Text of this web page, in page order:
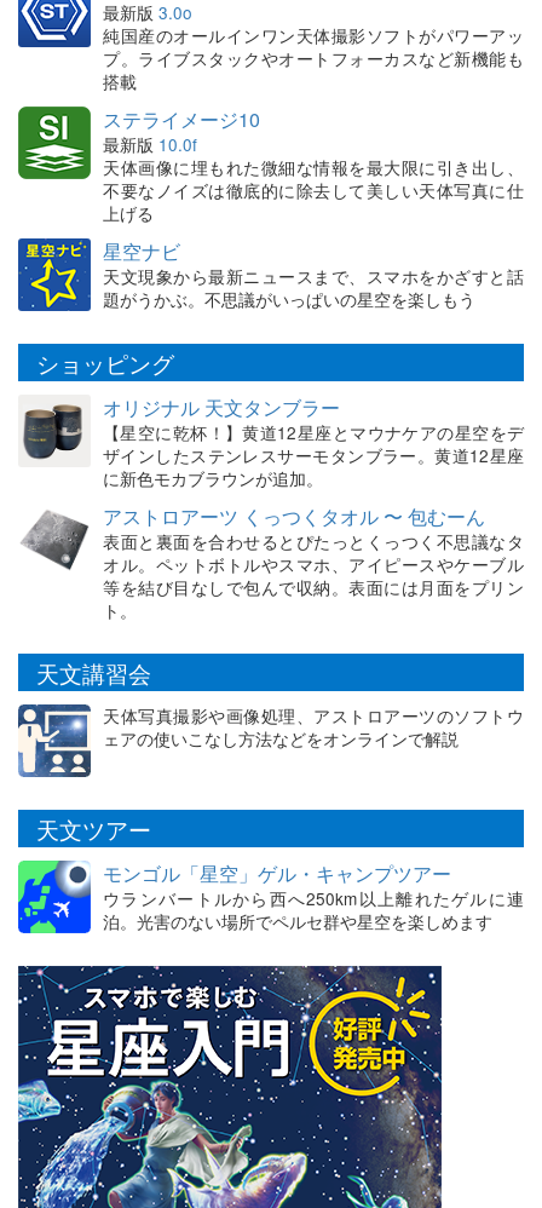
最新版 3.0o
純国産のオールインワン天体撮影ソフトがパワーアッ
プ。ライブスタックやオートフォーカスなど新機能も
搭載
ステライメージ10
最新版 10.0f
天体画像に埋もれた微細な情報を最大限に引き出し、
不要なノイズは徹底的に除去して美しい天体写真に仕
上げる
星空ナビ
天文現象から最新ニュースまで、スマホをかざすと話
題がうかぶ。不思議がいっぱいの星空を楽しもう
ショッピング
オリジナル 天文タンブラー
【星空に乾杯！】黄道12星座とマウナケアの星空をデ
ザインしたステンレスサーモタンブラー。黄道12星座
に新色モカブラウンが追加。
アストロアーツ くっつくタオル 〜 包むーん
表面と裏面を合わせるとぴたっとくっつく不思議なタ
オル。ペットボトルやスマホ、アイピースやケーブル
等を結び目なしで包んで収納。表面には月面をプリン
ト。
天文講習会
天体写真撮影や画像処理、アストロアーツのソフトウ
ェアの使いこなし方法などをオンラインで解説
天文ツアー
モンゴル「星空」ゲル・キャンプツアー
ウランバートルから西へ250km以上離れたゲルに連
泊。光害のない場所でペルセ群や星空を楽しめます